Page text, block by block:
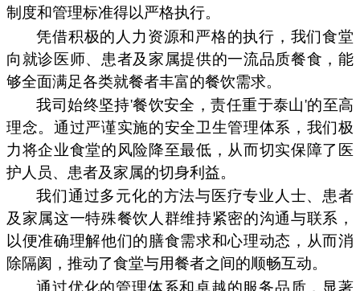
制度和管理标准得以严格执行。
凭借积极的人力资源和严格的执行，我们食堂
向就诊医师、患者及家属提供的一流品质餐食，能
够全面满足各类就餐者丰富的餐饮需求。
我司始终坚持'餐饮安全，责任重于泰山'的至高
理念。通过严谨实施的安全卫生管理体系，我们极
力将企业食堂的风险降至最低，从而切实保障了医
护人员、患者及家属的切身利益。
我们通过多元化的方法与医疗专业人士、患者
及家属这一特殊餐饮人群维持紧密的沟通与联系，
以便准确理解他们的膳食需求和心理动态，从而消
除隔阂，推动了食堂与用餐者之间的顺畅互动。
通过优化的管理体系和卓越的服务品质，显著